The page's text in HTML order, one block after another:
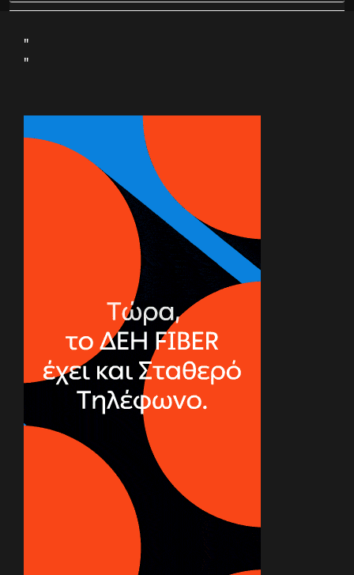
"
"